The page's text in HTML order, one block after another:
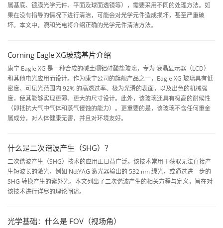
属基底、镀膜光学元件、平面及球面透镜等），需要采用不同的处理方法。如
果在没有指导的情况下进行清洁，可能会对光学元件造成损坏，甚至严重破
坏。本文中，煦和光电将介绍正确的光学元件清洁方法。
Corning Eagle XG玻璃基片介绍
康宁 Eagle XG 是一种合成的碱土硼铝硅酸盐玻璃，专为 液晶显示器（LCD）
和其他电光应用而设计。作为康宁公司的旗舰产品之一，Eagle XG 玻璃具有低
密度、可见光范围内 92% 的高透过率、极为光滑的表面，以及出色的机械强
度，使其能够实现更薄、更大的尺寸设计。此外，该玻璃还具有极高的耐候性
（即抵抗大气中气体和蒸气侵蚀的能力）。更重要的是，该玻璃不含任何重金
属成分，对人体健康无害，并且对环境友好。
什么是二次谐波产生（SHG）？
二次谐波产生（SHG）技术的应用正日益广泛。该技术常用于获取无法直接产
生短波长的激光，例如 Nd:YAG 激光器输出的 532 nm 绿光，或通过进一步的
SHG 转换产生的紫外光。本文列出了二次谐波产生的相关方程与定义，旨在对
该技术进行详尽的理论阐述。
光学基础：什么是 FOV（视场角）